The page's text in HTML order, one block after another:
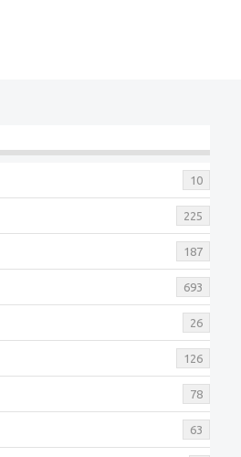
10
225
187
693
26
126
78
63